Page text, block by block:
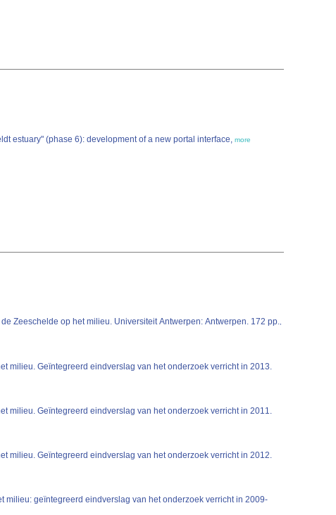
estuary" (phase 6): development of a new portal interface, more
(2016). OMES rapport 2015. Onderzoek naar de gevolgen van het Sigmaplan, baggeractiviteiten en havenuitbreiding in de Zeeschelde op het milieu. Universiteit Antwerpen: Antwerpen. 172 pp.
milieu. Geïntegreerd eindverslag van het onderzoek verricht in 2013.
milieu. Geïntegreerd eindverslag van het onderzoek verricht in 2011.
milieu. Geïntegreerd eindverslag van het onderzoek verricht in 2012.
geïntegreerd eindverslag van het onderzoek verricht in 2009-